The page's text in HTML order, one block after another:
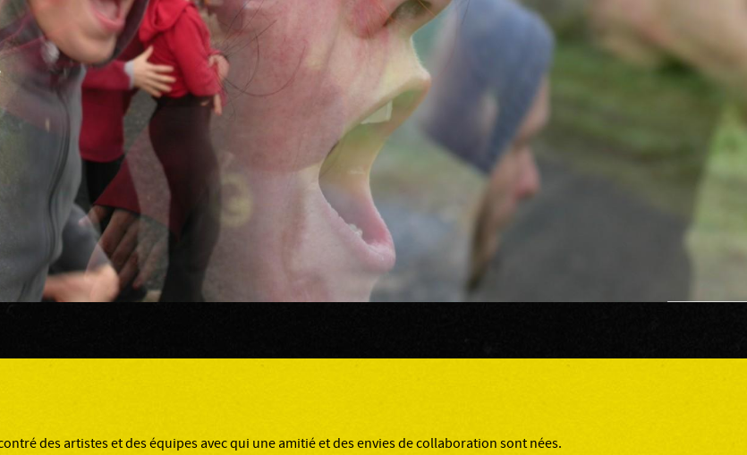
des artistes et des équipes avec qui une amitié et des envies de collaboration sont nées.